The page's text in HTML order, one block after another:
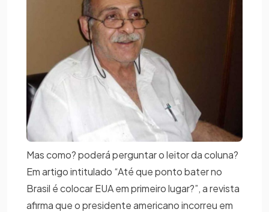
Mas como? poderá perguntar o leitor da coluna?
Em artigo intitulado “Até que ponto bater no
Brasil é colocar EUA em primeiro lugar?”, a revista
afirma que o presidente americano incorreu em